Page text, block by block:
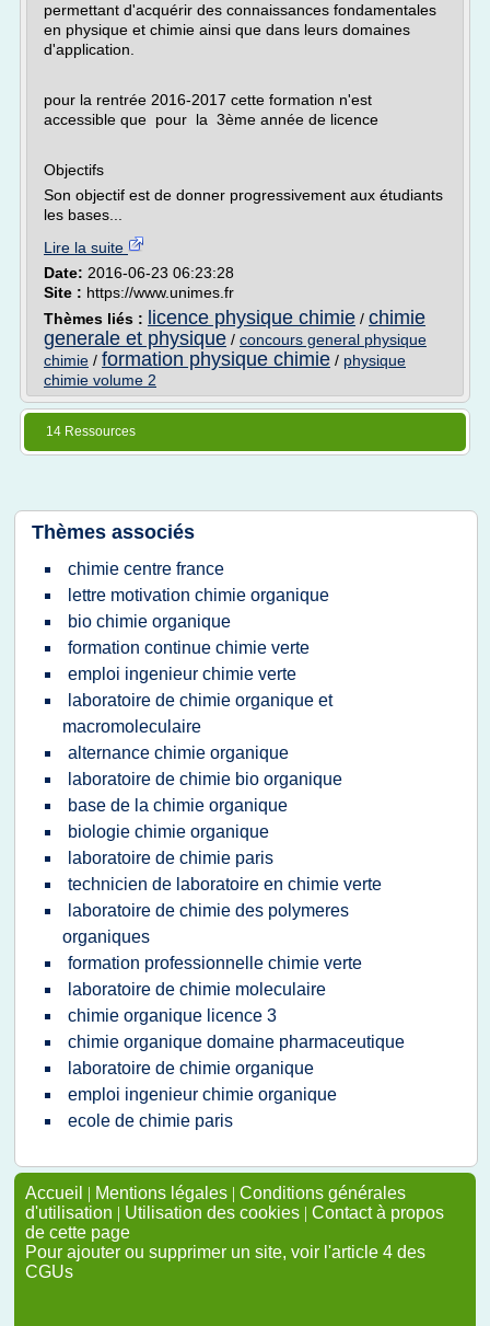
permettant d'acquérir des connaissances fondamentales
en physique et chimie ainsi que dans leurs domaines
d'application.
pour la rentrée 2016-2017 cette formation n'est
accessible que pour la 3ème année de licence
Objectifs
Son objectif est de donner progressivement aux étudiants
les bases...
Lire la suite
Date: 2016-06-23 06:23:28
Site : https://www.unimes.fr
Thèmes liés :
licence physique chimie / chimie
generale et physique / concours general physique
chimie / formation physique chimie / physique
chimie volume 2
14 Ressources
Thèmes associés
chimie centre france
lettre motivation chimie organique
bio chimie organique
formation continue chimie verte
emploi ingenieur chimie verte
laboratoire de chimie organique et
macromoleculaire
alternance chimie organique
laboratoire de chimie bio organique
base de la chimie organique
biologie chimie organique
laboratoire de chimie paris
technicien de laboratoire en chimie verte
laboratoire de chimie des polymeres
organiques
formation professionnelle chimie verte
laboratoire de chimie moleculaire
chimie organique licence 3
chimie organique domaine pharmaceutique
laboratoire de chimie organique
emploi ingenieur chimie organique
ecole de chimie paris
Accueil | Mentions légales | Conditions générales
d'utilisation | Utilisation des cookies | Contact à propos
de cette page
Pour ajouter ou supprimer un site, voir l'article 4 des
CGUs